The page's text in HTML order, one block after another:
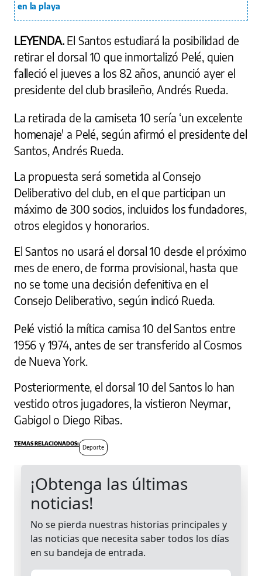
en la playa
LEYENDA. El Santos estudiará la posibilidad de
retirar el dorsal 10 que inmortalizó Pelé, quien
falleció el jueves a los 82 años, anunció ayer el
presidente del club brasileño, Andrés Rueda.
La retirada de la camiseta 10 sería ‘un excelente
homenaje' a Pelé, según afirmó el presidente del
Santos, Andrés Rueda.
La propuesta será sometida al Consejo
Deliberativo del club, en el que participan un
máximo de 300 socios, incluidos los fundadores,
otros elegidos y honorarios.
El Santos no usará el dorsal 10 desde el próximo
mes de enero, de forma provisional, hasta que
no se tome una decisión defenitiva en el
Consejo Deliberativo, según indicó Rueda.
Pelé vistió la mítica camisa 10 del Santos entre
1956 y 1974, antes de ser transferido al Cosmos
de Nueva York.
Posteriormente, el dorsal 10 del Santos lo han
vestido otros jugadores, la vistieron Neymar,
Gabigol o Diego Ribas.
Deporte